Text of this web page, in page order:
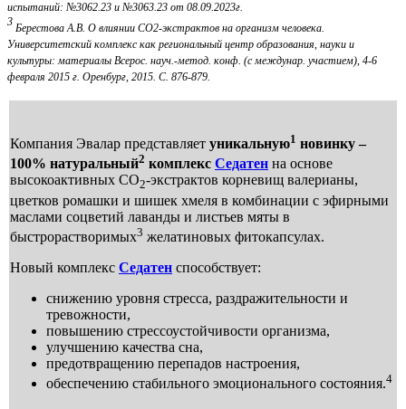
испытаний: №3062.23 и №3063.23 от 08.09.2023г.
3 Берестова А.В. О влиянии СО2-экстрактов на организм человека.
Университетский комплекс как региональный центр образования, науки и
культуры: материалы Всерос. науч.-метод. конф. (с междунар. участием), 4-6
февраля 2015 г. Оренбург, 2015. С. 876-879.
Компания Эвалар представляет уникальную1 новинку –
100% натуральный2 комплекс Седатен на основе
высокоактивных СО2-экстрактов корневищ валерианы,
цветков ромашки и шишек хмеля в комбинации с эфирными
маслами соцветий лаванды и листьев мяты в
быстрорастворимых3 желатиновых фитокапсулах.
Новый комплекс Седатен способствует:
снижению уровня стресса, раздражительности и
тревожности,
повышению стрессоустойчивости организма,
улучшению качества сна,
предотвращению перепадов настроения,
обеспечению стабильного эмоционального состояния.4